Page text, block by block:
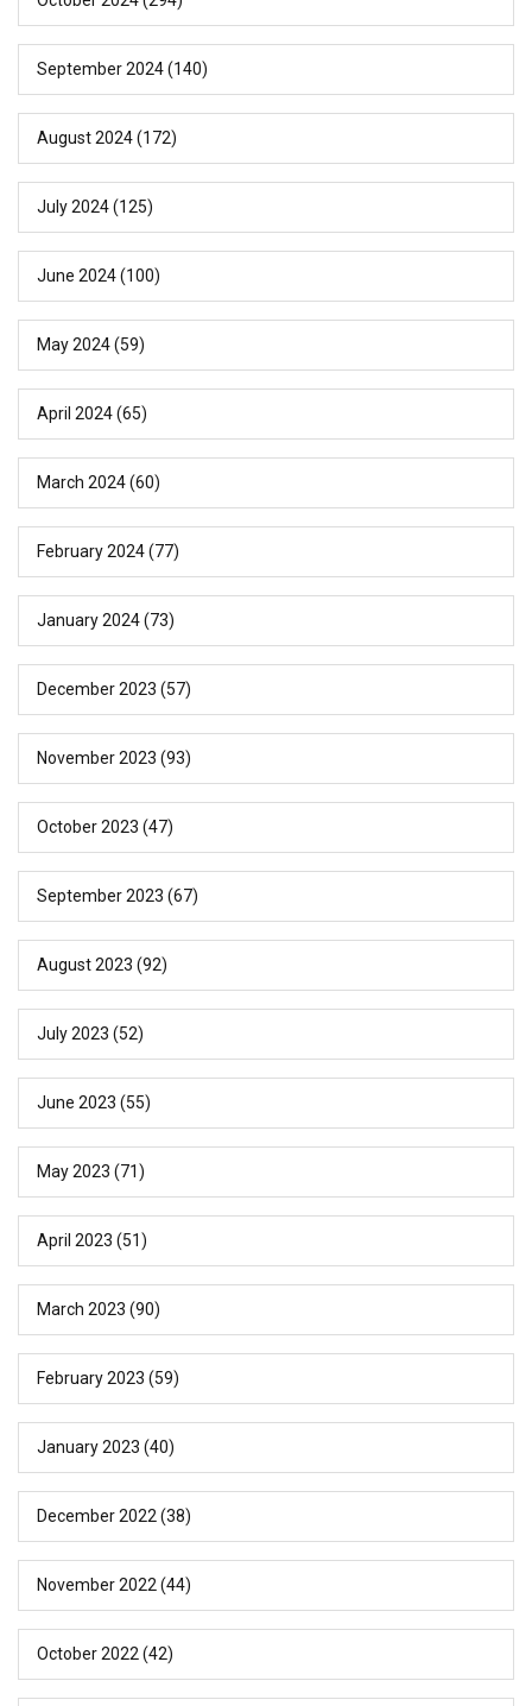
September 2024(140)
August 2024(172)
July 2024(125)
June 2024(100)
May 2024(59)
April 2024(65)
March 2024(60)
February 2024(77)
January 2024(73)
December 2023 (57)
November 2023 (93)
October 2023 (47)
September 2023 (67)
August 2023 (92)
July 2023 (52)
June 2023 (55)
May 2023 (71)
April 2023 (51)
March 2023 (90)
February 2023 (59)
January 2023 (40)
December 2022 (38)
November 2022 (44)
October 2022 (42)